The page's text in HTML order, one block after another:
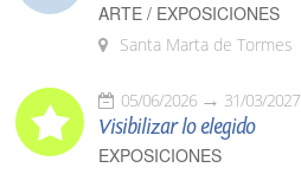
ARTE / EXPOSICIONES
Santa Marta de Tormes
05/06/2026 31/03/2027
Visibilizar lo elegido
EXPOSICIONES